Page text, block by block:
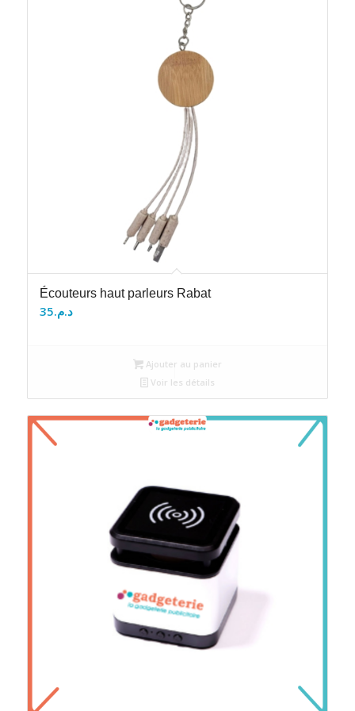
Écouteurs haut parleurs Rabat
د.م.35
Ajouter au panier
Voir les détails